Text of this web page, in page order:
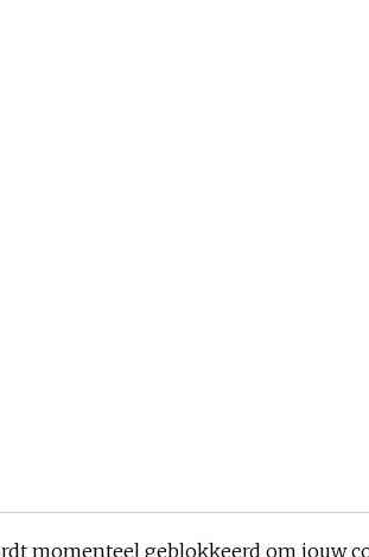
momenteel geblokkeerd om jouw